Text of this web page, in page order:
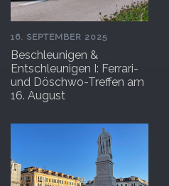
16. SEPTEMBER 2025
Beschleunigen &
Entschleunigen I: Ferrari-
und Döschwo-Treffen am
16. August